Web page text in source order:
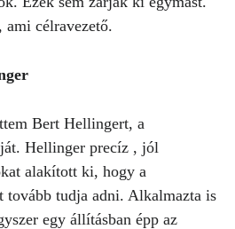
célravezető.
Bert Hellingert, a
Hellinger precíz , jól
alakított ki, hogy a
tovább tudja adni. Alkalmazta is
egy állításban épp az